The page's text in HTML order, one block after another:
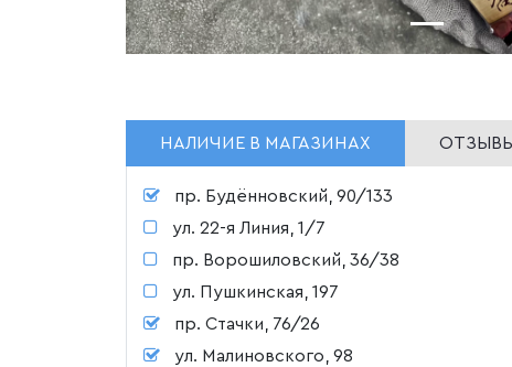
НАЛИЧИЕ В МАГАЗИНАХ
пр. Будённовский, 90/133
ул. 22-я Линия, 1/7
пр. Ворошиловский, 36/38
ул. Пушкинская, 197
пр. Стачки, 76/26
ул. Малиновского, 98